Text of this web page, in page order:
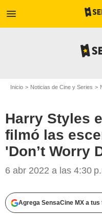
menu
Inicio Noticias de Cine y Series
Harry Styles
filmó las
'Don’t Worry
6 abr 2022 a las 4:30
Agrega SensaCine MX a